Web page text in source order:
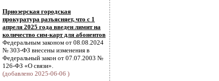
Приозерская городская
прокуратура разъясняет, что с 1
апреля 2025 года введен лимит на
количество сим-карт для абонентов
Федеральным законом от 08.08.2024
№ 303-ФЗ внесены изменения в
Федеральный закон от 07.07.2003 №
126-ФЗ «О связи».
(добавлено 2025-06-06 )